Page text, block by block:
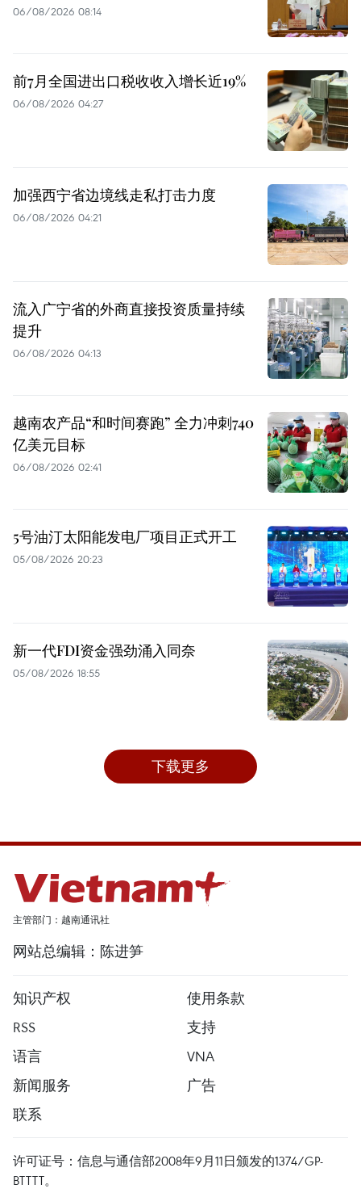
06/08/2026 08:14
前7月全国进出口税收收入增长近19%
06/08/2026 04:27
加强西宁省边境线走私打击力度
06/08/2026 04:21
流入广宁省的外商直接投资质量持续
提升
06/08/2026 04:13
越南农产品“和时间赛跑” 全力冲刺740
亿美元目标
06/08/2026 02:41
5号油汀太阳能发电厂项目正式开工
05/08/2026 20:23
新一代FDI资金强劲涌入同奈
05/08/2026 18:55
下载更多
主管部门：越南通讯社
网站总编辑：陈进笋
知识产权
使用条款
RSS
支持
语言
VNA
新闻服务
广告
联系
许可证号：信息与通信部2008年9月11日颁发的1374/GP-
BTTTT。